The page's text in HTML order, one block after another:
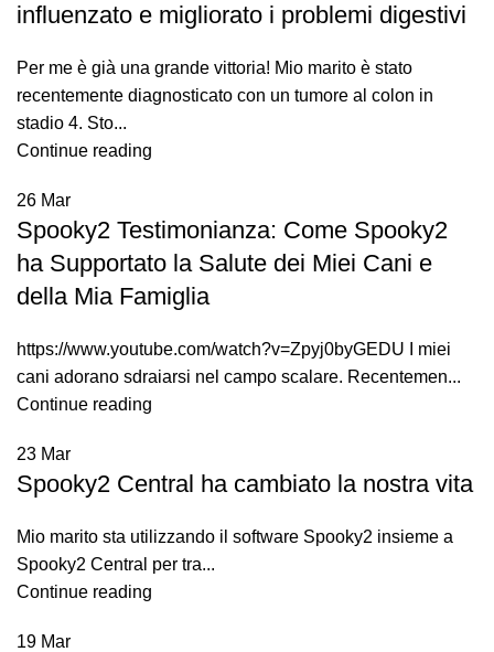
influenzato e migliorato i problemi digestivi
Per me è già una grande vittoria! Mio marito è stato
recentemente diagnosticato con un tumore al colon in
stadio 4. Sto...
Continue reading
26 Mar
Spooky2 Testimonianza: Come Spooky2
ha Supportato la Salute dei Miei Cani e
della Mia Famiglia
https://www.youtube.com/watch?v=Zpyj0byGEDU I miei
cani adorano sdraiarsi nel campo scalare. Recentemen...
Continue reading
23 Mar
Spooky2 Central ha cambiato la nostra vita
Mio marito sta utilizzando il software Spooky2 insieme a
Spooky2 Central per tra...
Continue reading
19 Mar